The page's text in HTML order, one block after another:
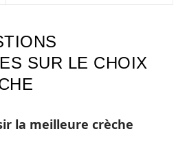
SUR LE CHOIX
la meilleure crèche